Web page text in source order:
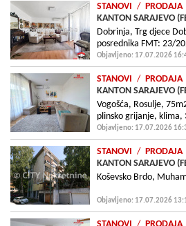
STANOVI / PRODAJA
KANTON SARAJEVO
Dobrinja, Trg djece
posrednika FMT: 23/
Objavljeno: 17.07.2026
STANOVI / PRODAJA
KANTON SARAJEVO
Vogošća, Rosulje,
plinsko grijanje, klima,
Objavljeno: 17.07.2026
STANOVI / PRODAJA
KANTON SARAJEVO
Koševsko Brdo,
Objavljeno: 17.07.2026